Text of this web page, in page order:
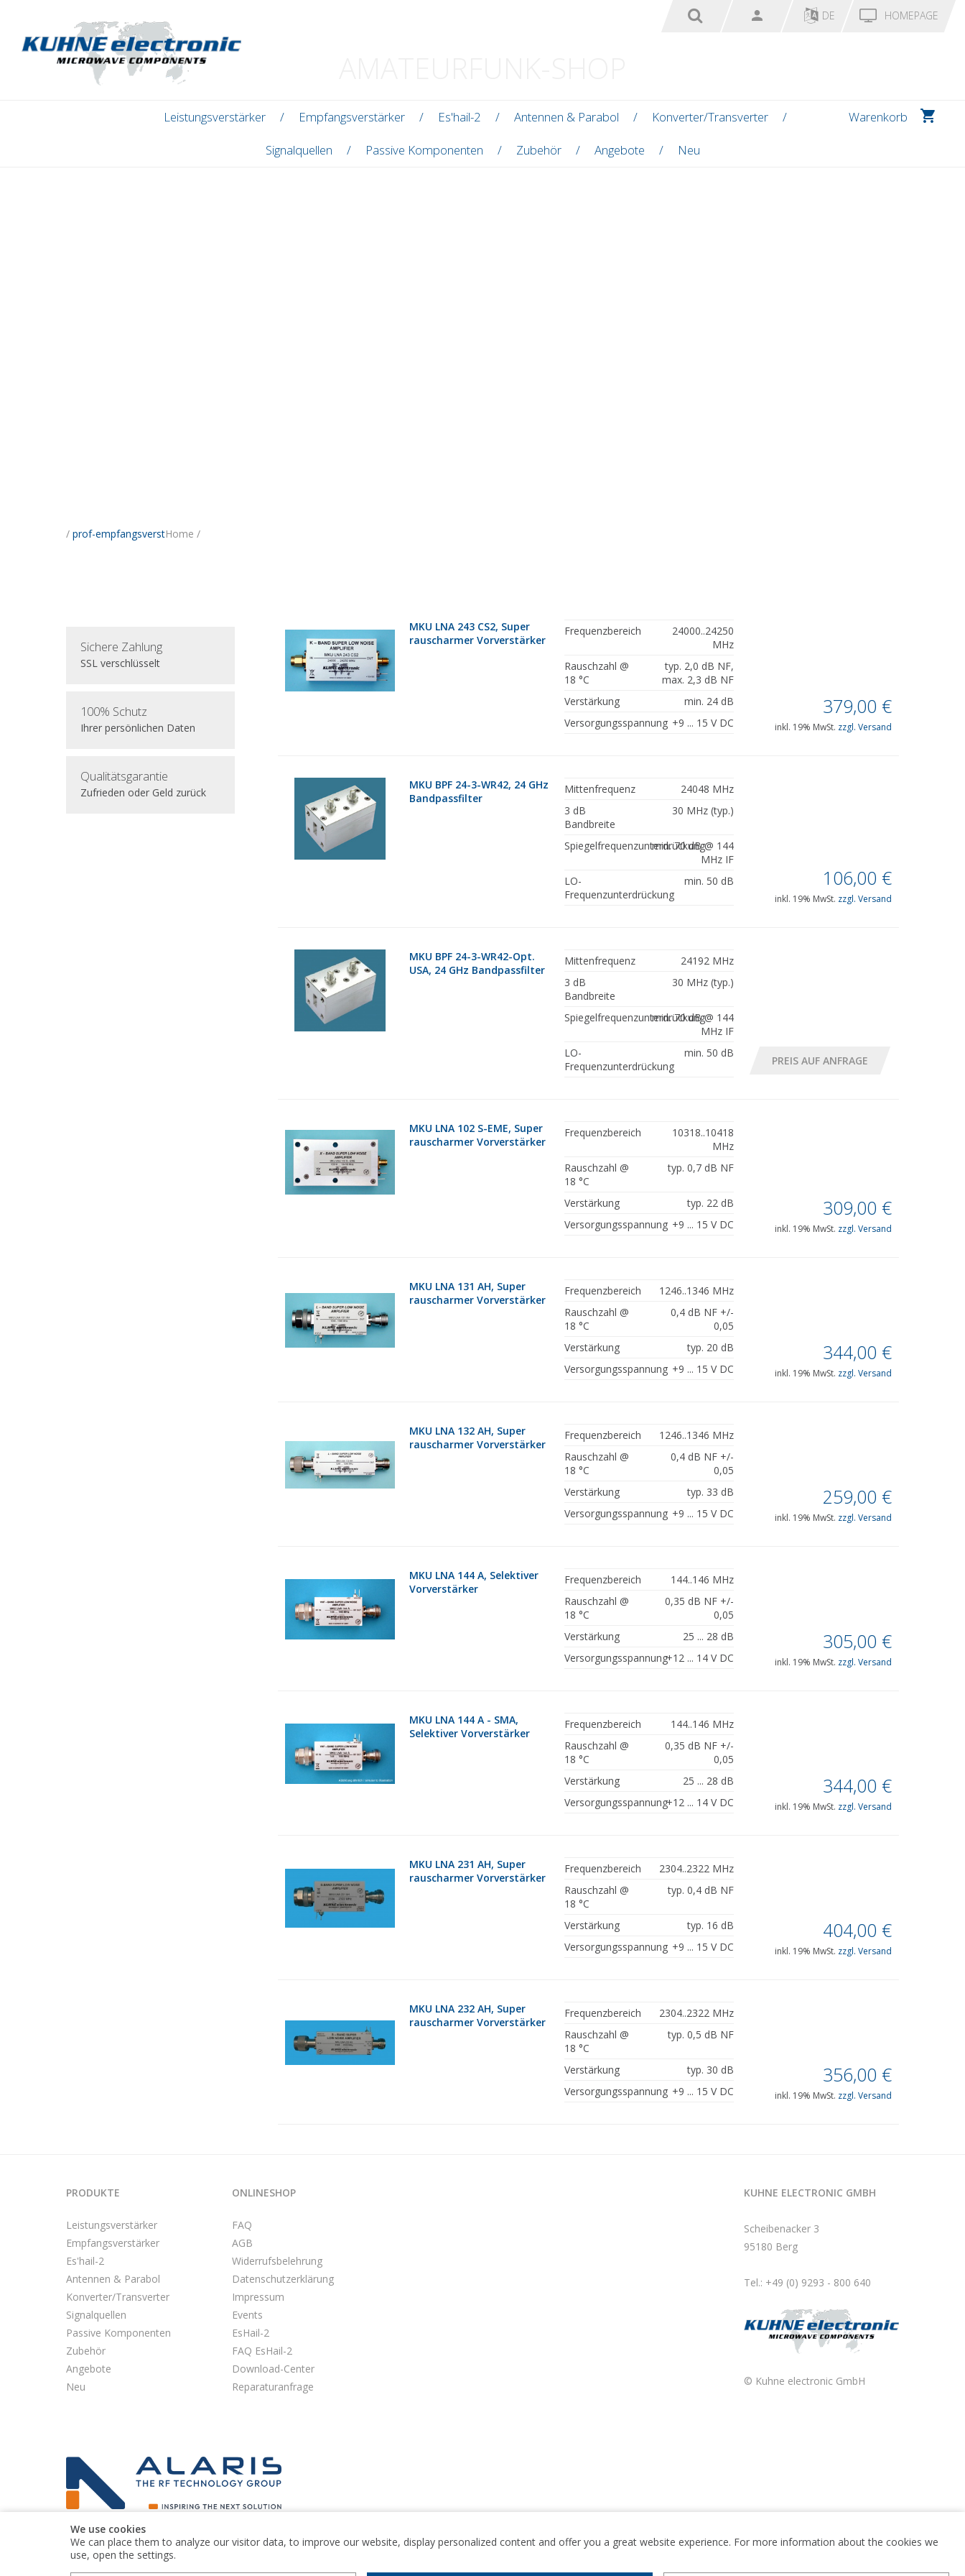
DE HOMEPAGE
Warenkorb
Leistungsverstärker Empfangsverstärker Es'hail-2 Antennen & Parabol
Konverter/Transverter
Signalquellen
Passive Komponenten Zubehör Angebote Neu
/ prof-empfangsverstHome /
Sichere Zahlung
SSL verschlüsselt
100% Schutz
Ihrer persönlichen Daten
Qualitätsgarantie
Zufrieden oder Geld zurück
MKU LNA 243 CS2, Super
rauscharmer Vorverstärker
Frequenzbereich
24000..24250
MHz
Rauschzahl @
18 °C
typ. 2,0 dB NF,
max. 2,3 dB NF
Verstärkung
min. 24 dB
Versorgungsspannung +9 ... 15 V DC
379,00 €
inkl. 19% MwSt. zzgl. Versand
MKU BPF 24-3-WR42, 24 GHz
Bandpassfilter
Mittenfrequenz
24048 MHz
3 dB
Bandbreite
30 MHz (typ.)
Spiegelfrequenzunterdrückung
min. 70 dB @ 144
MHz IF
LO-
Frequenzunterdrückung
min. 50 dB 106,00 €
inkl. 19% MwSt. zzgl. Versand
MKU BPF 24-3-WR42-Opt.
USA, 24 GHz Bandpassfilter
Mittenfrequenz
24192 MHz
3 dB
Bandbreite
30 MHz (typ.)
Spiegelfrequenzunterdrückung
min. 70 dB @ 144
MHz IF
LO-
Frequenzunterdrückung
min. 50 dB
MKU LNA 102 S-EME, Super
rauscharmer Vorverstärker
Frequenzbereich
10318..10418
MHz
Rauschzahl @
18 °C
typ. 0,7 dB NF
Verstärkung
typ. 22 dB
Versorgungsspannung +9 ... 15 V DC
309,00 €
inkl. 19% MwSt. zzgl. Versand
MKU LNA 131 AH, Super
rauscharmer Vorverstärker
Frequenzbereich
1246..1346 MHz
Rauschzahl @
18 °C
0,4 dB NF +/-
0,05
Verstärkung
typ. 20 dB
Versorgungsspannung +9 ... 15 V DC
344,00 €
inkl. 19% MwSt. zzgl. Versand
MKU LNA 132 AH, Super
rauscharmer Vorverstärker
Frequenzbereich
1246..1346 MHz
Rauschzahl @
18 °C
0,4 dB NF +/-
0,05
Verstärkung
typ. 33 dB
Versorgungsspannung +9 ... 15 V DC
259,00 €
inkl. 19% MwSt. zzgl. Versand
MKU LNA 144 A, Selektiver
Vorverstärker
Frequenzbereich
144..146 MHz
Rauschzahl @
18 °C
0,35 dB NF +/-
0,05
Verstärkung
25 ... 28 dB
Versorgungsspannung+12 ... 14 V DC
305,00 €
inkl. 19% MwSt. zzgl. Versand
MKU LNA 144 A - SMA,
Selektiver Vorverstärker
Frequenzbereich
144..146 MHz
Rauschzahl @
18 °C
0,35 dB NF +/-
0,05
Verstärkung
25 ... 28 dB
Versorgungsspannung+12 ... 14 V DC
344,00 €
inkl. 19% MwSt. zzgl. Versand
MKU LNA 231 AH, Super
rauscharmer Vorverstärker
Frequenzbereich
2304..2322 MHz
Rauschzahl @
18 °C
typ. 0,4 dB NF
Verstärkung
typ. 16 dB
Versorgungsspannung +9 ... 15 V DC
404,00 €
inkl. 19% MwSt. zzgl. Versand
MKU LNA 232 AH, Super
rauscharmer Vorverstärker
Frequenzbereich
2304..2322 MHz
Rauschzahl @
18 °C
typ. 0,5 dB NF
Verstärkung
typ. 30 dB
Versorgungsspannung +9 ... 15 V DC
356,00 €
inkl. 19% MwSt. zzgl. Versand
PRODUKTE
Leistungsverstärker
Empfangsverstärker
Es'hail-2
Antennen & Parabol
Konverter/Transverter
Signalquellen
Passive Komponenten
Zubehör
Angebote
Neu
ONLINESHOP
FAQ
AGB
Widerrufsbelehrung
Datenschutzerklärung
Impressum
Events
EsHail-2
FAQ EsHail-2
Download-Center
Reparaturanfrage
KUHNE ELECTRONIC GMBH
Scheibenacker 3
95180 Berg
Tel.: +49 (0) 9293 - 800 640
© Kuhne electronic GmbH
Kuhne electronic GmbH is part of the Alaris Holdings
group of companies
We use cookies
We can place them to analyze our visitor data, to improve our website, display personalized content and offer you a great website experience. For more information about the cookies we
use, open the settings.